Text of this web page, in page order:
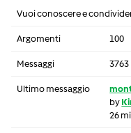
Vuoi conoscere e
Argomenti 100
Messaggi 3763
Ultimo messaggio
by
26